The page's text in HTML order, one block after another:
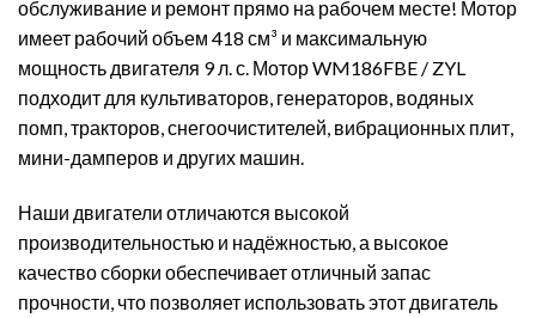
обслуживание и ремонт прямо на рабочем месте! Мотор
имеет рабочий объем 418 см³ и максимальную
мощность двигателя 9 л. с. Мотор WM186FBE / ZYL
подходит для культиваторов, генераторов, водяных
помп, тракторов, снегоочистителей, вибрационных плит,
мини-дамперов и других машин.
Наши двигатели отличаются высокой
производительностью и надёжностью, а высокое
качество сборки обеспечивает отличный запас
прочности, что позволяет использовать этот двигатель